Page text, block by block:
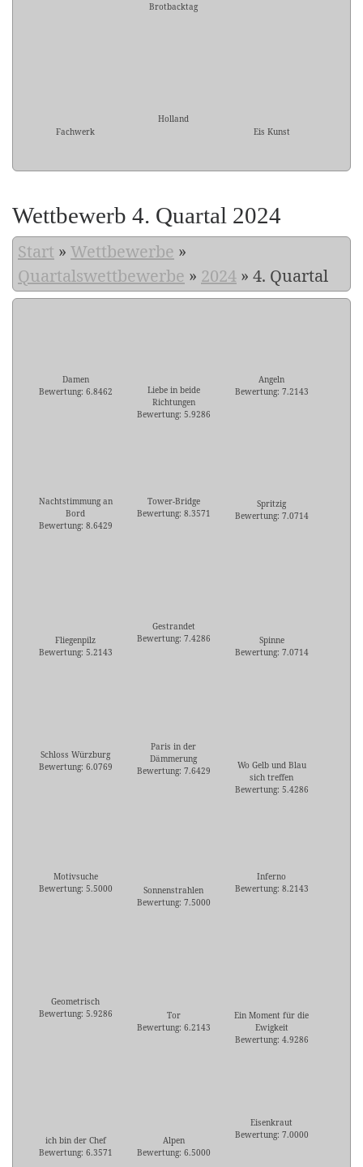
Brotbacktag
Fachwerk
Holland
Eis Kunst
Wettbewerb 4. Quartal 2024
Start » Wettbewerbe »
Quartalswettbewerbe » 2024 » 4. Quartal
Damen
Bewertung: 6.8462
Liebe in beide
Richtungen
Bewertung: 5.9286
Angeln
Bewertung: 7.2143
Nachtstimmung an
Bord
Bewertung: 8.6429
Tower-Bridge
Bewertung: 8.3571
Spritzig
Bewertung: 7.0714
Fliegenpilz
Bewertung: 5.2143
Gestrandet
Bewertung: 7.4286
Spinne
Bewertung: 7.0714
Schloss Würzburg
Bewertung: 6.0769
Paris in der
Dämmerung
Bewertung: 7.6429
Wo Gelb und Blau
sich treffen
Bewertung: 5.4286
Motivsuche
Bewertung: 5.5000
Sonnenstrahlen
Bewertung: 7.5000
Inferno
Bewertung: 8.2143
Geometrisch
Bewertung: 5.9286
Tor
Bewertung: 6.2143
Ein Moment für die
Ewigkeit
Bewertung: 4.9286
ich bin der Chef
Bewertung: 6.3571
Alpen
Bewertung: 6.5000
Eisenkraut
Bewertung: 7.0000